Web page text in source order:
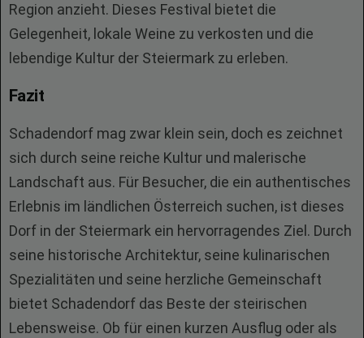
Region anzieht. Dieses Festival bietet die
Gelegenheit, lokale Weine zu verkosten und die
lebendige Kultur der Steiermark zu erleben.
Fazit
Schadendorf mag zwar klein sein, doch es zeichnet
sich durch seine reiche Kultur und malerische
Landschaft aus. Für Besucher, die ein authentisches
Erlebnis im ländlichen Österreich suchen, ist dieses
Dorf in der Steiermark ein hervorragendes Ziel. Durch
seine historische Architektur, seine kulinarischen
Spezialitäten und seine herzliche Gemeinschaft
bietet Schadendorf das Beste der steirischen
Lebensweise. Ob für einen kurzen Ausflug oder als